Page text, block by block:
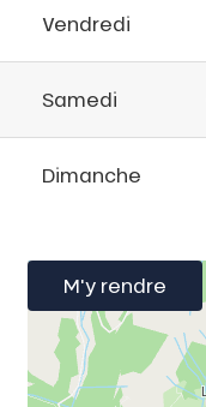
Vendredi
Samedi
Dimanche
M'y rendre